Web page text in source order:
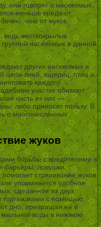
они говорят о насекомых.
меньше вреда от
чем от жуков.
ведь жесткокрылые
насекомых в данной
других насекомых и
цепи змей, ящериц, птиц и
каждого
участке обитают
часть из них —
либо приносят пользу. В
о многочисленных
жуков
борьбы с вредителями в
барьеры, ловушки,
стряхивание жуков
упоминается удобное
сделанное из двух
горлышками с помощью
дно, превращая её в
мыльной воды в нижнюю